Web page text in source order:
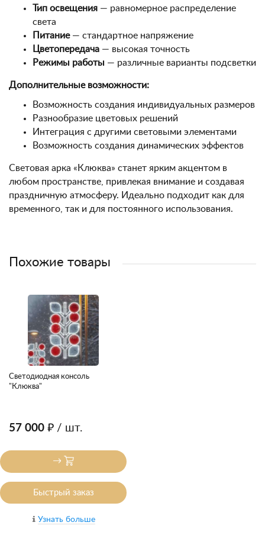
Тип освещения — равномерное распределение
света
Питание— стандартное напряжение
Цветопередача — высокая точность
Режимы работы — различные варианты подсветки
Дополнительные возможности:
Возможность создания индивидуальных размеров
Разнообразие цветовых решений
Интеграция с другими световыми элементами
Возможность создания динамических эффектов
Световая арка «Клюква» станет ярким акцентом в
любом пространстве, привлекая внимание и создавая
праздничную атмосферу. Идеально подходит как для
временного, так и для постоянного использования.
Похожие товары
Светодиодная консоль
"Клюква"
57 000 ₽ / шт.
Быстрый заказ
Узнать больше